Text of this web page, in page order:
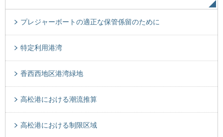
プレジャーボートの適正な保管係留のために
特定利用港湾
香西西地区港湾緑地
高松港における潮流推算
高松港における制限区域